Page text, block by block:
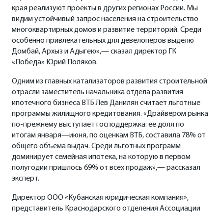
края реализуют проекты в других регионах России. Мы
видим устойчивый запрос населения на строительство
многоквартирных домов и развитие территорий. Среди
особенно привлекательных для девелоперов выделю
Домбай, Архыз и Адыгею»,— сказал директор ГК
«Победа» Юрий Поляков.
Одним из главных катализаторов развития строительной
отрасли заместитель начальника отдела развития
ипотечного бизнеса ВТБ Лев Данилян считает льготные
программы жилищного кредитования. «Драйвером рынка
по-прежнему выступает господдержка: ее доля по
итогам января—июня, по оценкам ВТБ, составила 78% от
общего объема выдач. Среди льготных программ
доминирует семейная ипотека, на которую в первом
полугодии пришлось 69% от всех продаж»,— рассказал
эксперт.
Директор ООО «Кубанская юридическая компания»,
представитель Краснодарского отделения Ассоциации